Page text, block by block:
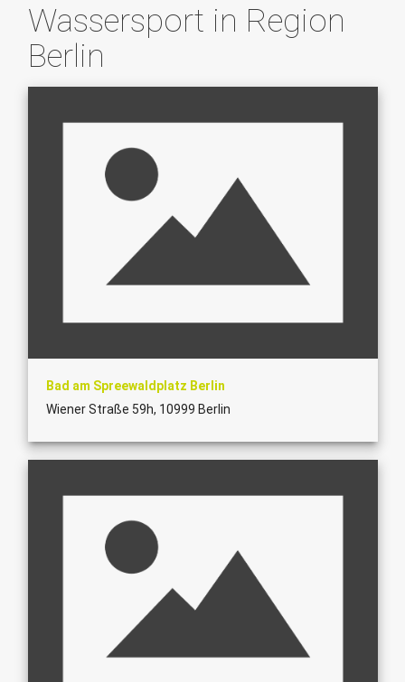
Wassersport in Region
Berlin
Bad am Spreewaldplatz Berlin
Wiener Straße 59h, 10999 Berlin